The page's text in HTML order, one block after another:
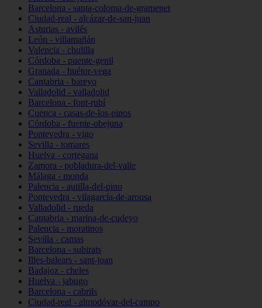
Barcelona - santa-coloma-de-gramenet
Ciudad-real - alcázar-de-san-juan
Asturias - avilés
León - villamañán
Valencia - chulilla
Córdoba - puente-genil
Granada - huétor-vega
Cantabria - bareyo
Valladolid - valladolid
Barcelona - font-rubí
Cuenca - casas-de-los-pinos
Córdoba - fuente-obejuna
Pontevedra - vigo
Sevilla - tomares
Huelva - cortegana
Zamora - pobladura-del-valle
Málaga - monda
Palencia - autilla-del-pino
Pontevedra - vilagarcía-de-arousa
Valladolid - rueda
Cantabria - marina-de-cudeyo
Palencia - moratinos
Sevilla - camas
Barcelona - subirats
Illes-balears - sant-joan
Badajoz - cheles
Huelva - jabugo
Barcelona - cabrils
Ciudad-real - almodóvar-del-campo